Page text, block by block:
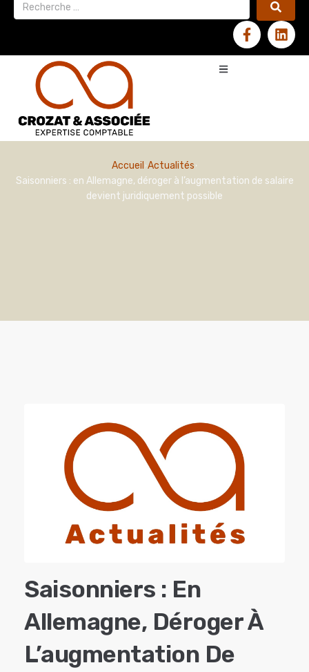
Accueil Actualités
Saisonniers : en Allemagne, déroger à l’augmentation de salaire
devient juridiquement possible
Saisonniers : En
Allemagne, Déroger À
L’augmentation De